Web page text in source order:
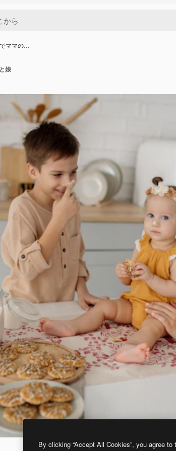
ママの…
娘
By clicking “Accept All Cookies”, you agree